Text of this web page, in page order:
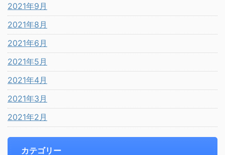
2021年9月
2021年8月
2021年6月
2021年5月
2021年4月
2021年3月
2021年2月
カテゴリー